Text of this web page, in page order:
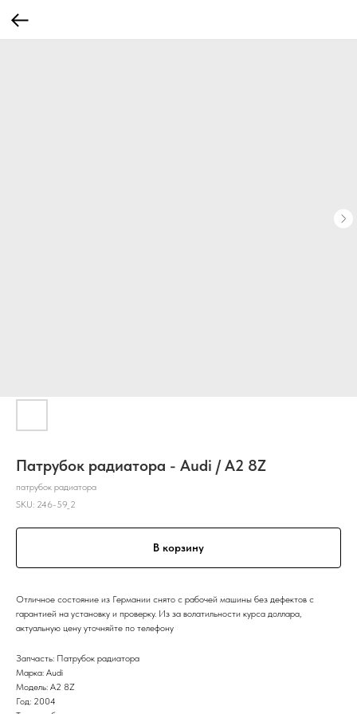
Патрубок радиатора - Audi / A2 8Z
патрубок радиатора
SKU: 246-59_2
В корзину
Отличное состояние из Германии снято с рабочей машины без дефектов с
гарантией на установку и проверку. Из за волатильности курса доллара,
актуальную цену уточняйте по телефону
Запчасть: Патрубок радиатора
Марка: Audi
Модель: A2 8Z
Год: 2004